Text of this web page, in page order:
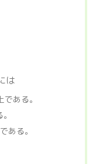
は
ある。
ある。